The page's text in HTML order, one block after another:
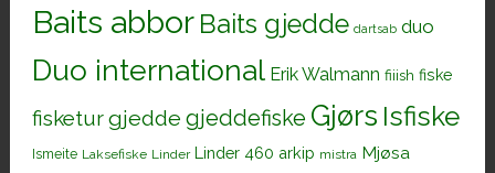
Baits abbor Baits gjedde dartsab duo
Duo international Erik Walmann fiiish fiske
fisketurgjedde gjeddefiske Gjørs Isfiske
Ismeite Laksefiske Linder Linder 460 arkip mistra Mjøsa